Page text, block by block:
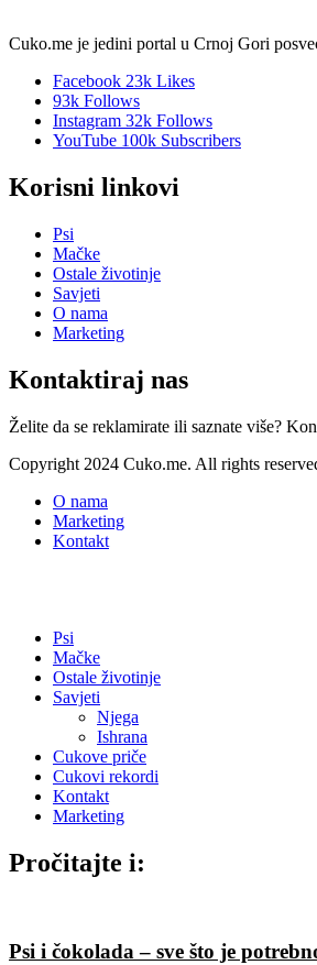
Cuko.me je jedini portal u Crnoj Gori
Facebook 23k Likes
93k Follows
Instagram 32k Follows
YouTube 100k Subscribers
Korisni linkovi
Psi
Mačke
Ostale životinje
Savjeti
O nama
Marketing
Kontaktiraj nas
Želite da se reklamirate ili saznate više?
Copyright 2024 Cuko.me. All rights
O nama
Marketing
Kontakt
Psi
Mačke
Ostale životinje
Savjeti
Njega
Ishrana
Cukove priče
Cukovi rekordi
Kontakt
Marketing
Pročitajte i:
Psi i čokolada – sve što je